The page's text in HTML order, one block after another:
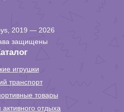
2019 — 2026
защищены
игрушки
транспорт
товары
отдыха